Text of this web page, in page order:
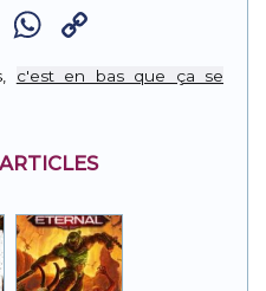
Messenger
WhatsApp
Link
c'est en bas que ça se